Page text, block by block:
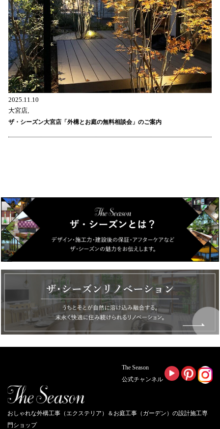
2025.11.10
大宮店,
ザ・シーズン大宮店「外構とお庭の無料相談会」のご案内
The Season
公式チャンネル
おしゃれな外構工事（エクステリア）＆お庭工事（ガーデン）の設計施工専
門ショップ